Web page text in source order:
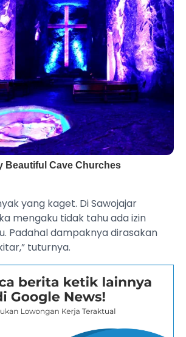
yang kaget. Di Sawojajar
mengaku tidak tahu ada izin
Padahal dampaknya dirasakan
tuturnya.